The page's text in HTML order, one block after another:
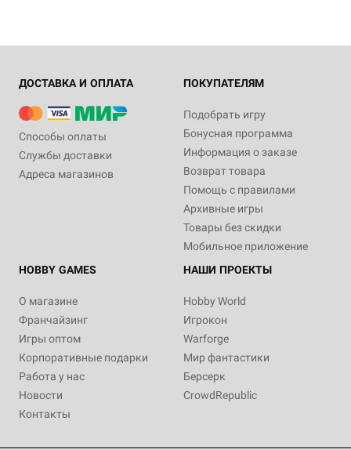
ДОСТАВКА И ОПЛАТА
Способы оплаты
Службы доставки
Адреса магазинов
ПОКУПАТЕЛЯМ
Подобрать игру
Бонусная программа
Информация о заказе
Возврат товара
Помощь с правилами
Архивные игры
Товары без скидки
Мобильное приложение
HOBBY GAMES
О магазине
Франчайзинг
Игры оптом
Корпоративные подарки
Работа у нас
Новости
Контакты
НАШИ ПРОЕКТЫ
Hobby World
Игрокон
Warforge
Мир фантастики
Берсерк
CrowdRepublic